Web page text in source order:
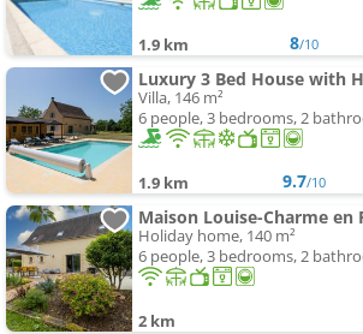
1.9 km 8/10
Villa, 146 m²
6 people, 3 bedrooms, 2
1.9 km 9.7/10
Maison Louise-Charme en
Holiday home, 140 m²
6 people, 3 bedrooms, 2
2 km